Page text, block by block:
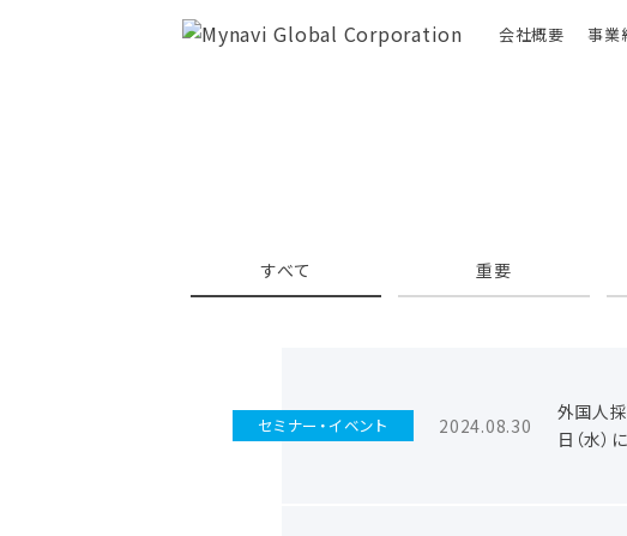
会社概要 事業
すべて 重要
セミナー・イベント 2024.08.30
外国人
日（水）